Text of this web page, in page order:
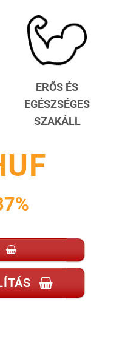
ERŐS ÉS
EGÉSZSÉGES
SZAKÁLL